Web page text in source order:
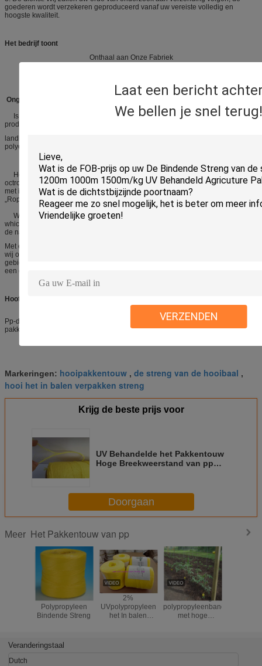
Laat een bericht
We bellen je snel terug!
VERZENDEN
goederen wordt verzekeren geproduceerd vanaf uw vereiste volledig en
hoogste kwaliteit.
Het bedrijf toont
Onthaal aan Onze Fabriek
Ongeveer ons
Is Nieuw Materieel Co. van Jiangxilongtai, Ltd gespecialiseerd in de
productie van pp-kabel, pp-moderne streng,
landbouw verpakkend koord, pp-het garen van de kabelvuller,
polyester/nylon garen etc….
Het bedrijf is nationale high-tech ondernemingen verifieerde een aantal
octrooien en toepasselijkheid van octrooien. Het gedeponeerde handelsmerk
met inbegrip van „Anshi-Groep“, „het Nieuwe Materiaal van Longtai“,
„Ropetwine“, en „Fillerone“.
Wij hebben een volledige waaier van productiemateriaal, geavanceerde
whichcan inspectie de systemen voldoen aan
de nauwkeurige behoeften van onze klanten voor diverse plastic producten.
Met een ervaren en professioneel team, hebben
wij onze producten naar vele landen uitgevoerd en
gebieden over de hele wereld. Onze producten genieten van
een goede reputatie onder onze klanten.
Hoofdproducten:
Pp-de streng, pp-kabel, verdeelde pp filmt kabel, pp die kabel inpakken,
pakkentouw, banaankabel, allerlei landbouwkabel, tuinkabel.
Markeringen: hooipakkentouw , de streng van de hooibaal ,
hooi het in balen verpakken streng
Krijg de beste prijs voor
UV Behandelde het Pakkentouw
Hoge Breekweerstand van pp
Doorgaan
Meer Het Pakkentouw van pp
Plastic
Polypropyleen
Bindende Streng
2%
UVpolypropyleen
het In balen
UV-bestendige
polypropyleenband
met hoge
Veranderingstaal
Dutch